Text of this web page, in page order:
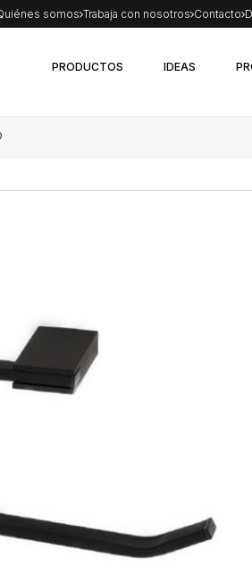
somos Trabaja con nosotros Contacto
PRODUCTOS IDEAS